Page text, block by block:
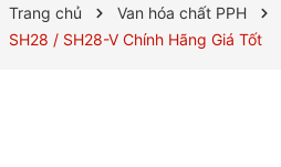
Trang chủ Van hóa chất PPH
SH28 / SH28-V Chính Hãng Giá Tốt